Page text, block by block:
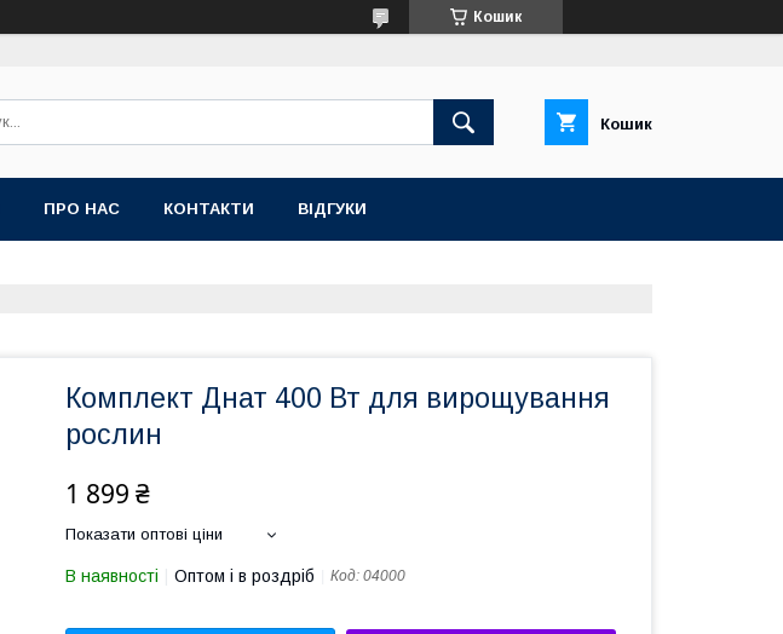
Кошик
Кошик
ПРО НАС КОНТАКТИ ВІДГУКИ
Комплект Днат 400 Вт для вирощування
рослин
1 899 ₴
Показати оптові ціни
В наявності Оптом і в роздріб Код: 04000